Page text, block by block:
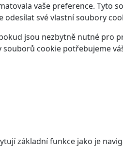
vaše preference. Tyto
své vlastní soubory
jsou nezbytně nutné pro
cookie potřebujeme
základní funkce jako je